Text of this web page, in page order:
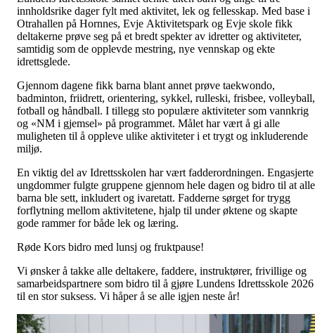
innholdsrike dager fylt med aktivitet, lek og fellesskap. Med base i
Otrahallen på Hornnes, Evje Aktivitetspark og Evje skole fikk
deltakerne prøve seg på et bredt spekter av idretter og aktiviteter,
samtidig som de opplevde mestring, nye vennskap og ekte
idrettsglede.
Gjennom dagene fikk barna blant annet prøve taekwondo,
badminton, friidrett, orientering, sykkel, rulleski, frisbee, volleyball,
fotball og håndball. I tillegg sto populære aktiviteter som vannkrig
og «NM i gjemsel» på programmet. Målet har vært å gi alle
muligheten til å oppleve ulike aktiviteter i et trygt og inkluderende
miljø.
En viktig del av Idrettsskolen har vært fadderordningen. Engasjerte
ungdommer fulgte gruppene gjennom hele dagen og bidro til at alle
barna ble sett, inkludert og ivaretatt. Fadderne sørget for trygg
forflytning mellom aktivitetene, hjalp til under øktene og skapte
gode rammer for både lek og læring.
Røde Kors bidro med lunsj og fruktpause!
Vi ønsker å takke alle deltakere, faddere, instruktører, frivillige og
samarbeidspartnere som bidro til å gjøre Lundens Idrettsskole 2026
til en stor suksess. Vi håper å se alle igjen neste år!